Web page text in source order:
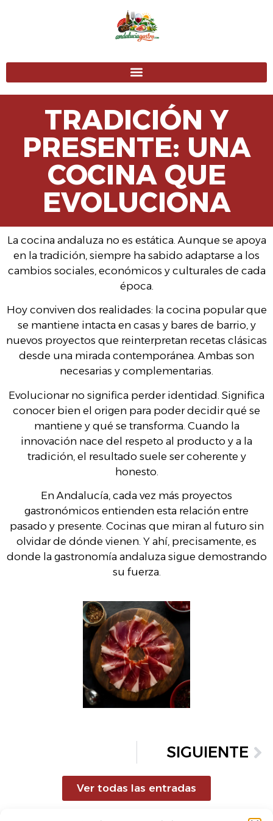
TRADICIÓN Y
PRESENTE: UNA
COCINA QUE
EVOLUCIONA
La cocina andaluza no es estática. Aunque se apoya
en la tradición, siempre ha sabido adaptarse a los
cambios sociales, económicos y culturales de cada
época.
Hoy conviven dos realidades: la cocina popular que
se mantiene intacta en casas y bares de barrio, y
nuevos proyectos que reinterpretan recetas clásicas
desde una mirada contemporánea. Ambas son
necesarias y complementarias.
Evolucionar no significa perder identidad. Significa
conocer bien el origen para poder decidir qué se
mantiene y qué se transforma. Cuando la
innovación nace del respeto al producto y a la
tradición, el resultado suele ser coherente y
honesto.
En Andalucía, cada vez más proyectos
gastronómicos entienden esta relación entre
pasado y presente. Cocinas que miran al futuro sin
olvidar de dónde vienen. Y ahí, precisamente, es
donde la gastronomía andaluza sigue demostrando
su fuerza.
SIGUIENTE
Ver todas las entradas